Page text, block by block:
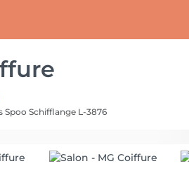
Spoo Schifflange L-3876